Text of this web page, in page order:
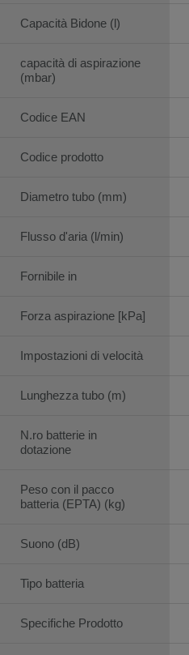
Capacità Bidone (l)
capacità di aspirazione
(mbar)
Codice EAN
Codice prodotto
Diametro tubo (mm)
Flusso d'aria (l/min)
Fornibile in
Forza aspirazione [kPa]
Impostazioni di velocità
Lunghezza tubo (m)
N.ro batterie in
dotazione
Peso con il pacco
batteria (EPTA) (kg)
Suono (dB)
Tipo batteria
Specifiche Prodotto